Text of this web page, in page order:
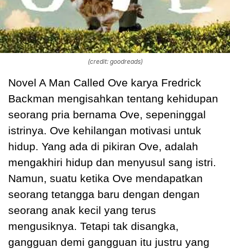
(credit: goodreads)
Novel A Man Called Ove karya Fredrick
Backman mengisahkan tentang kehidupan
seorang pria bernama Ove, sepeninggal
istrinya. Ove kehilangan motivasi untuk
hidup. Yang ada di pikiran Ove, adalah
mengakhiri hidup dan menyusul sang istri.
Namun, suatu ketika Ove mendapatkan
seorang tetangga baru dengan dengan
seorang anak kecil yang terus
mengusiknya. Tetapi tak disangka,
gangguan demi gangguan itu justru yang